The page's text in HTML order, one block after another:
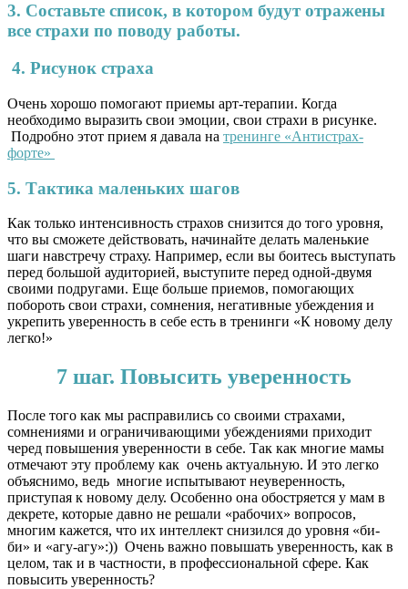
3. Составьте список, в котором будут отражены
все страхи по поводу работы.
4. Рисунок страха
Очень хорошо помогают приемы арт-терапии. Когда
необходимо выразить свои эмоции, свои страхи в рисунке.
Подробно этот прием я давала на тренинге «Антистрах-
форте»
5. Тактика маленьких шагов
Как только интенсивность страхов снизится до того уровня,
что вы сможете действовать, начинайте делать маленькие
шаги навстречу страху. Например, если вы боитесь выступать
перед большой аудиторией, выступите перед одной-двумя
своими подругами. Еще больше приемов, помогающих
побороть свои страхи, сомнения, негативные убеждения и
укрепить уверенность в себе есть в тренинги «К новому делу
легко!»
7 шаг. Повысить уверенность
После того как мы расправились со своими страхами,
сомнениями и ограничивающими убеждениями приходит
черед повышения уверенности в себе. Так как многие мамы
отмечают эту проблему как очень актуальную. И это легко
объяснимо, ведь многие испытывают неуверенность,
приступая к новому делу. Особенно она обостряется у мам в
декрете, которые давно не решали «рабочих» вопросов,
многим кажется, что их интеллект снизился до уровня «би-
би» и «агу-агу»:)) Очень важно повышать уверенность, как в
целом, так и в частности, в профессиональной сфере. Как
повысить уверенность?